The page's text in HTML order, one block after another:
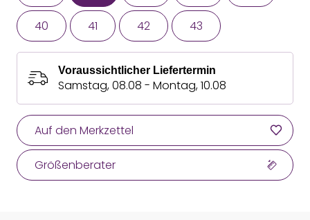
40 41 42 43
Voraussichtlicher Liefertermin
Samstag, 08.08 - Montag, 10.08
Auf den Merkzettel
Größenberater